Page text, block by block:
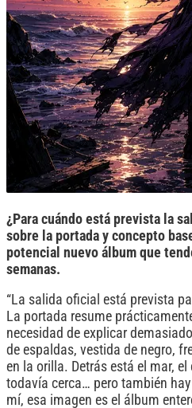
¿Para cuándo está prevista la
sobre la portada y concepto
potencial nuevo álbum que
semanas.
“La salida oficial está prevista
La portada resume
necesidad de explicar
de espaldas, vestida de negro,
en la orilla. Detrás está el mar,
todavía cerca… pero también
mí, esa imagen es el álbum